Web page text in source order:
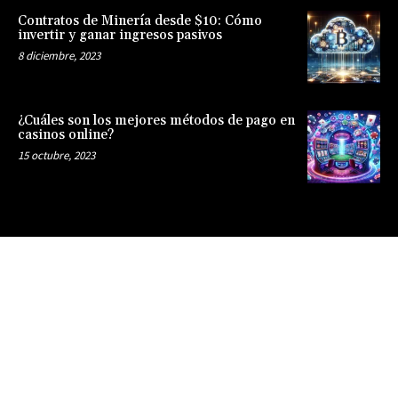
Contratos de Minería desde $10: Cómo
invertir y ganar ingresos pasivos
8 diciembre, 2023
¿Cuáles son los mejores métodos de pago en
casinos online?
15 octubre, 2023